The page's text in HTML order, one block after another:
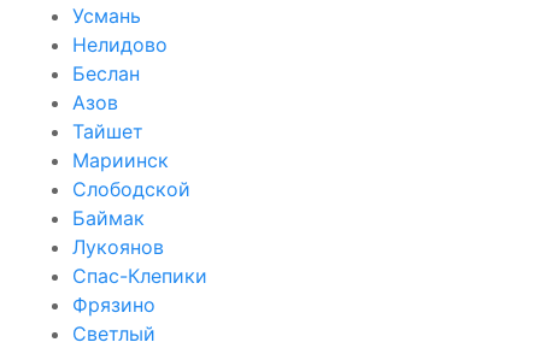
Усмань
Нелидово
Беслан
Азов
Тайшет
Мариинск
Слободской
Баймак
Лукоянов
Спас-Клепики
Фрязино
Светлый